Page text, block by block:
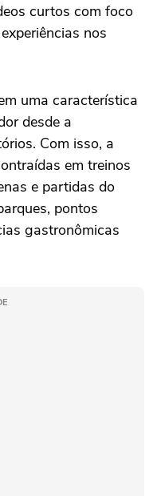
curtos com foco
nos
uma característica
desde a
Com isso, a
em treinos
e partidas do
pontos
gastronômicas